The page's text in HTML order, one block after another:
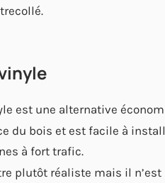
est une alternative
du bois et est facile à
à fort trafic.
plutôt réaliste mais il